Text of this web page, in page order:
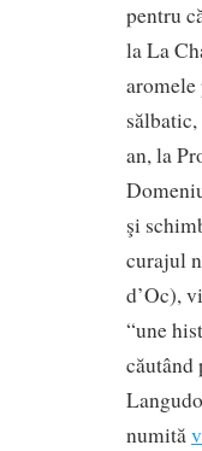
pentru
la La
an, la
şi
curajul
d’Oc),
“une
căutând
numită